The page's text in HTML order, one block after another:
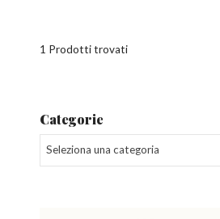
1 Prodotti trovati
Categorie
Seleziona una categoria